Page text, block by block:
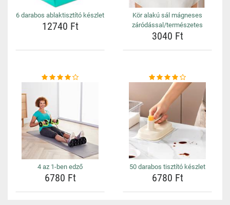
6 darabos ablaktisztító készlet
12740 Ft
Kör alakú sál mágneses
záródással/természetes
3040 Ft
4 az 1-ben edző
6780 Ft
50 darabos tisztító készlet
6780 Ft